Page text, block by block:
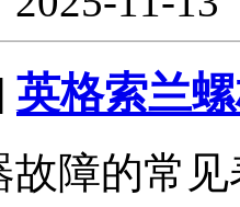
英格索兰
故障的常